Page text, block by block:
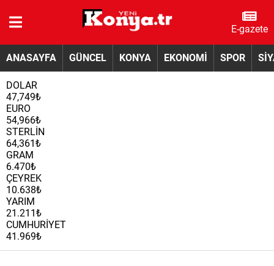
E-gazete
ANASAYFA GÜNCEL KONYA EKONOMİ SPOR
DOLAR
47,749₺
EURO
54,966₺
STERLİN
64,361₺
GRAM
6.470₺
ÇEYREK
10.638₺
YARIM
21.211₺
CUMHURİYET
41.969₺